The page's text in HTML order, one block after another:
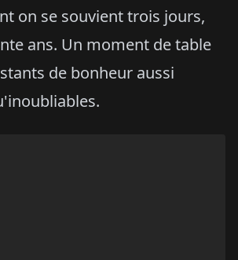
on se souvient trois jours,
ans. Un moment de table
de bonheur aussi